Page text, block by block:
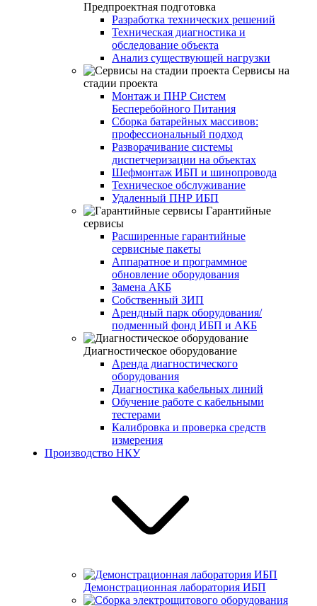
Предпроектная подготовка
Разработка технических решений
Техническая диагностика и
обследование объекта
Анализ существующей нагрузки
Сервисы на
стадии проекта
Монтаж и ПНР Систем
Бесперебойного Питания
Сборка батарейных массивов:
профессиональный подход
Разворачивание системы
диспетчеризации на объектах
Шефмонтаж ИБП и шинопровода
Техническое обслуживание
Удаленный ПНР ИБП
Гарантийные
сервисы
Расширенные гарантийные
сервисные пакеты
Аппаратное и программное
обновление оборудования
Замена АКБ
Собственный ЗИП
Арендный парк оборудования/
подменный фонд ИБП и АКБ
Диагностическое оборудование
Аренда диагностического
оборудования
Диагностика кабельных линий
Обучение работе с кабельными
тестерами
Калибровка и проверка средств
измерения
Производство НКУ
Демонстрационная лаборатория ИБП